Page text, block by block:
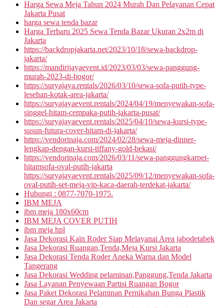
Harga Sewa Meja Tahun 2024 Murah Dan Pelayanan Cepat
Jakarta Pusat
harga sewa tenda bazar
Harga Terbaru 2025 Sewa Tenda Bazar Ukuran 2x2m di
Jakarta
https://backdropjakarta.net/2023/10/18/sewa-backdrop-
jakarta/
https://mandirijayaevent.id/2023/03/03/sewa-panggung-
murah-2023-di-bogor/
https://suryajaya.rentals/2026/03/10/sewa-sofa-putih-type-
lesehan-kotak-area-jakarta/
https://suryajayaevent.rentals/2024/04/19/menyewakan-sofa-
singgel-hitam-cempaka-putih-jakarta-pusat/
https://suryajayaevent.rentals/2025/04/10/sewa-kursi-type-
susun-futura-cover-hitam-di-jakarta/
https://vendorinaja.com/2024/02/28/sewa-meja-dinner-
lengkap-dengan-kursi-tiffany-gold-bekasi/
https://vendorinaja.com/2026/03/11/sewa-panggungkarpet-
hitamsofa-oval-putih-jakarta
https://suryajayaevent.rentals/2025/09/12/menyewakan-sofa-
oval-putih-set-meja-vip-kaca-daerah-terdekat-jakarta/
Hubungi : 0877-7070-1975.
IBM MEJA
ibm meja 180x60cm
IBM MEJA COVER PUTIH
ibm meja hpl
Jasa Dekorasi Kain Roder Siap Melayanai Area jabodetabek
Jasa Dekorasi Ruangan,Tenda,Meja Kursi Jakarta
Jasa Dekorasi Tenda Roder Aneka Warna dan Model
Tangerang
Jasa Dekorasi Wedding pelaminan,Panggung,Tenda Jakarta
Jasa Layanan Penyewaan Partisi Ruangan Bogor
Jasa Paket Dekorasi Pelaminan Pernikahan Bunga Plastik
Dan segar Area Jakarta